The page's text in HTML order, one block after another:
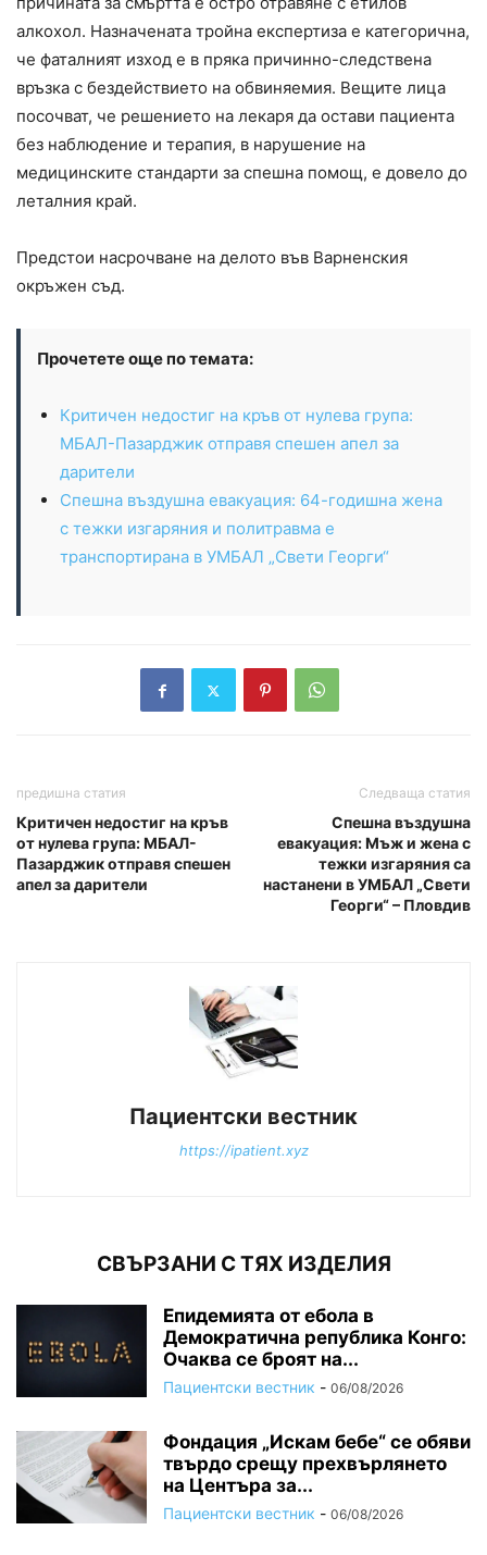
алкохол. Назначената тройна експертиза е категорична,
че фаталният изход е в пряка причинно-следствена
връзка с бездействието на обвиняемия. Вещите лица
посочват, че решението на лекаря да остави пациента
без наблюдение и терапия, в нарушение на
медицинските стандарти за спешна помощ, е довело до
леталния край.
Предстои насрочване на делото във Варненския
окръжен съд.
Прочетете още по темата:
Критичен недостиг на кръв от нулева група:
МБАЛ-Пазарджик отправя спешен апел за
дарители
Спешна въздушна евакуация: 64-годишна жена
с тежки изгаряния и политравма е
транспортирана в УМБАЛ „Свети Георги“
предишна статия
Критичен недостиг на кръв
от нулева група: МБАЛ-
Пазарджик отправя спешен
апел за дарители
Следваща статия
Спешна въздушна
евакуация: Мъж и жена с
тежки изгаряния са
настанени в УМБАЛ „Свети
Георги“ – Пловдив
Пациентски вестник
https://ipatient.xyz
СВЪРЗАНИ С ТЯХ ИЗДЕЛИЯ
Епидемията от ебола в
Демократична република Конго:
Очаква се броят на...
Пациентски вестник - 06/08/2026
Фондация „Искам бебе“ се обяви
твърдо срещу прехвърлянето
на Центъра за...
Пациентски вестник - 06/08/2026